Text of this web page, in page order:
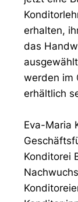
erhalten,
das
werden im
erhältlich
Eva-Maria
Konditorei